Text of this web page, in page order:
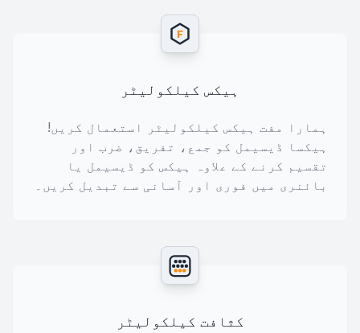
F
ہیکس کیلکولیٹر
ہمارا مفت ہیکس کیلکولیٹر استعمال کریں!
ہیکسا ڈیسیمل کو جمع، تفریق، ضرب اور
تقسیم کرنے کے علاوہ ہیکس کو ڈیسیمل یا
بائنری میں فوری اور آسانی سے تبدیل کریں۔
کثافت کیلکولیٹر